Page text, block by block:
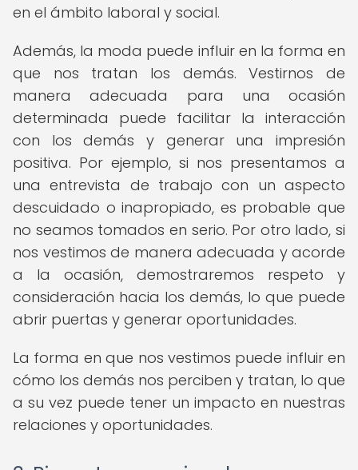
en el ámbito laboral y social.
Además, la moda puede influir en la forma en
que nos tratan los demás. Vestirnos de
manera adecuada para una ocasión
determinada puede facilitar la interacción
con los demás y generar una impresión
positiva. Por ejemplo, si nos presentamos a
una entrevista de trabajo con un aspecto
descuidado o inapropiado, es probable que
no seamos tomados en serio. Por otro lado, si
nos vestimos de manera adecuada y acorde
a la ocasión, demostraremos respeto y
consideración hacia los demás, lo que puede
abrir puertas y generar oportunidades.
La forma en que nos vestimos puede influir en
cómo los demás nos perciben y tratan, lo que
a su vez puede tener un impacto en nuestras
relaciones y oportunidades.